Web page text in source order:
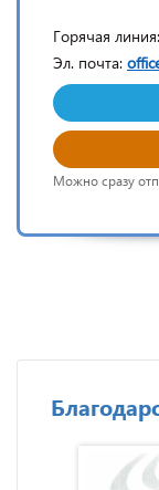
Горячая линия:
Эл. почта:
Можно сразу